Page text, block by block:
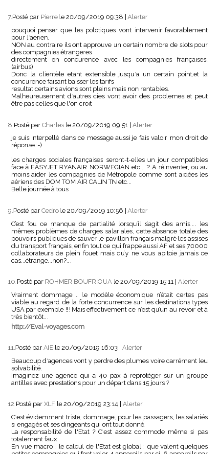
7.Posté par Pierre le 20/09/2019 09:38
Alerter
pouquoi penser que les polotiques vont intervenir favorablement
pour l'aerien.
NON au contraire ils ont approuve un certain nombre de slots pour
des compagnies étrangeres
directement en concurence avec les compagnies françaises.
(airbus)
Donc la clientèle etant extensible jusqu'a un certain point,et la
concurence faisant baisser les tarifs
resultat certains avions sont pleins mais non rentables.
Malheureusement d'autres cies vont avoir des problemes et peut
être pas celles que l'on croit
8. Posté par Charles le 20/09/2019 09:51 | Alerter
je suis interpellé dans ce message aussi je fais valoir mon droit de
réponse :-)
les charges sociales françaises seront-t-elles un jour compatibles
face à EASYJET RYANAIR NORWEGIAN etc... ? A réinventer, ou au
moins aider les compagnies de Métropole comme sont aidées les
aériens des DOM TOM AIR CALIN TN etc...
Belle journée à tous
9. Posté par Cedro le 20/09/2019 10:56
Alerter
C’est fou ce manque de partialité lorsqu’il s’agit des amis.... les
mêmes problèmes de charges salariales, cette absence totale des
pouvoirs publiques de sauver le pavillon français malgré les assises
du transport français, enfin tout ce qui frappe aussi AF et ses 70000
collaborateurs de plein fouet mais qu’y ne vous apitoie jamais ce
cas...étrange...non?...
10.Posté par ROHMER BOUFRIOUA le 20/09/2019 15:11 Alerter
Vraiment dommage .. le modèle économique n’était certes pas
viable au regard de la forte concurrence sur les destinations types
USA par exemple !!! Mais effectivement ce n’est qu’un au revoir et à
très bientôt...
http://Eval-voyages.com
11.Posté par AIE le 20/09/2019 16:03
Alerter
Beaucoup d'agences vont y perdre des plumes voire carrément leu
solvabilité.
Imaginez une agence qui a 40 pax à reprotéger sur un groupe
antilles avec prestations pour un départ dans 15 jours ?
12.Posté par XLF le 20/09/2019 23:14
Alerter
C'est évidemment triste, dommage, pour les passagers, les salariés
si engagés et ses dirigeants qui ont tout donné.
La responsabilité de l'Etat ? C'est assez commode même si pas
totalement faux.
En vue macro , le calcul de l'Etat est global : que valent quelques